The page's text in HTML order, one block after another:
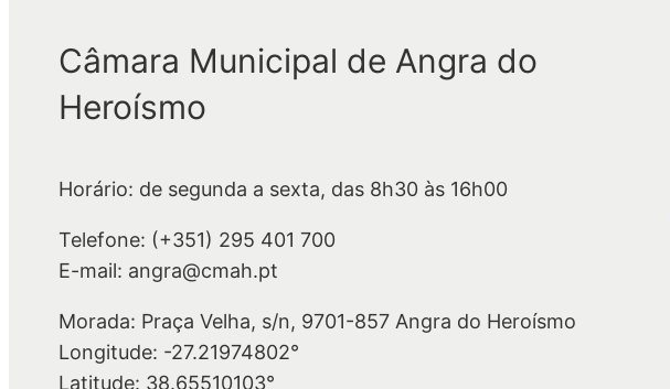
Câmara Municipal de Angra do
Heroísmo
Horário: de segunda a sexta, das 8h30 às 16h00
Telefone: (+351) 295 401 700
E-mail: angra@cmah.pt
Morada: Praça Velha, s/n, 9701-857 Angra do Heroísmo
Longitude: -27.21974802°
Latitude: 38.65510103°